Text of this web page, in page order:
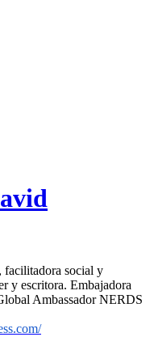
facilitadora social y
y escritora. Embajadora
Ambassador NERDS